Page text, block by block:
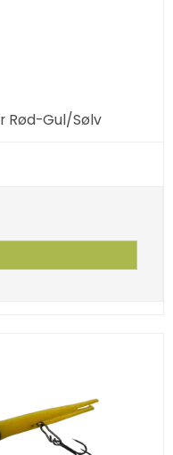
Rød-Gul/Sølv